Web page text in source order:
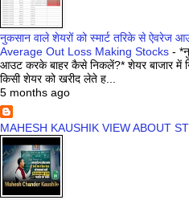
नुकसान वाले शेयरों को स्मार्ट तरिके से
Average Out Loss Making Stocks -
आउट करके बाहर कैसे निकलें?* शेयर बाजार में
किसी शेयर को खरीद लेते ह...
5 months ago
MAHESH KAUSHIK VIEW ABOUT